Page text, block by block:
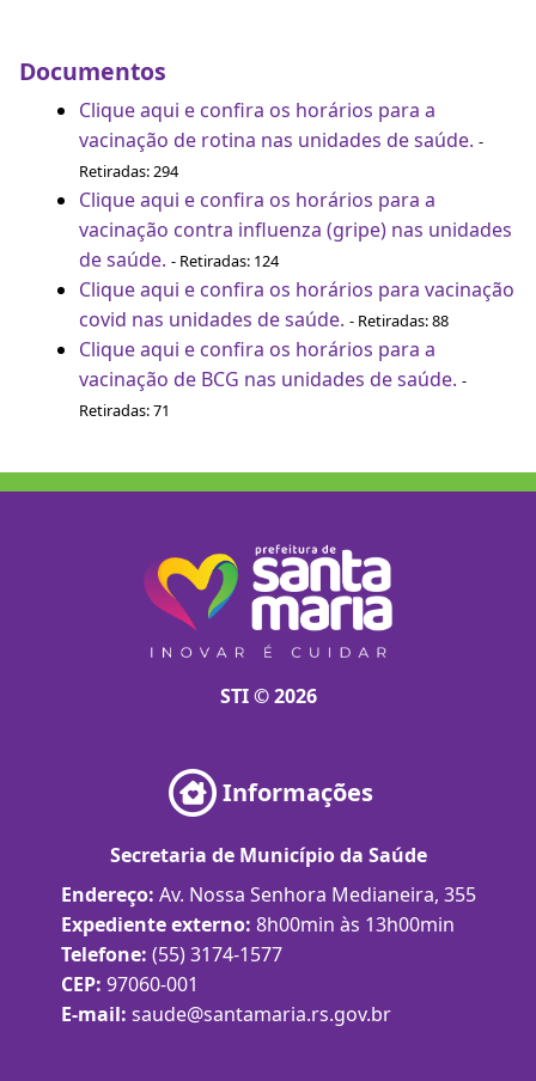
Documentos
Clique aqui e confira os horários para a
vacinação de rotina nas unidades de saúde. -
Retiradas: 294
Clique aqui e confira os horários para a
vacinação contra influenza (gripe) nas unidades
de saúde. - Retiradas: 124
Clique aqui e confira os horários para vacinação
covid nas unidades de saúde. - Retiradas: 88
Clique aqui e confira os horários para a
vacinação de BCG nas unidades de saúde. -
Retiradas: 71
STI © 2026
Informações
Secretaria de Município da Saúde
Endereço: Av. Nossa Senhora Medianeira, 355
Expediente externo: 8h00min às 13h00min
Telefone: (55) 3174-1577
CEP: 97060-001
E-mail: saude@santamaria.rs.gov.br